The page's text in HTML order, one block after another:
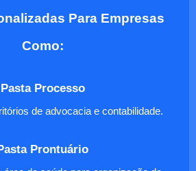
Para Empresas
Como:
Pasta Processo
de advocacia e contabilidade.
Prontuário